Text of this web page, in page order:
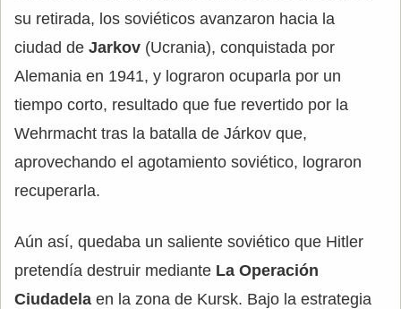
su retirada, los soviéticos avanzaron hacia la
ciudad de Jarkov (Ucrania), conquistada por
Alemania en 1941, y lograron ocuparla por un
tiempo corto, resultado que fue revertido por la
Wehrmacht tras la batalla de Járkov que,
aprovechando el agotamiento soviético, lograron
recuperarla.
Aún así, quedaba un saliente soviético que Hitler
pretendía destruir mediante La Operación
Ciudadela en la zona de Kursk. Bajo la estrategia